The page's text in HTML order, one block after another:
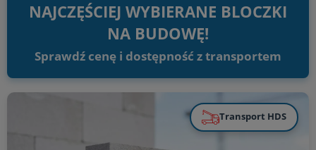
Betonowe palisady ogrodowe — trzymają skarpę i obrzeże rabaty na
miejscu.
ZOBACZ OFERTĘ ➔
NAJCZĘŚCIEJ WYBIERANE BLOCZKI
NA BUDOWĘ!
Sprawdź cenę i dostępność z transportem
Transport HDS